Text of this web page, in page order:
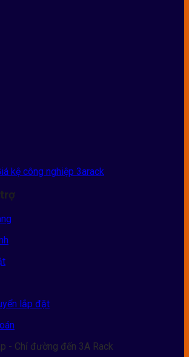
lắp đặt
- Chỉ đường đến 3A Rack